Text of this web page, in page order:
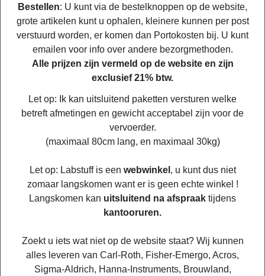
Bestellen: U kunt via de bestelknoppen op de website,
grote artikelen kunt u ophalen, kleinere kunnen per post
verstuurd worden, er komen dan Portokosten bij. U kunt
emailen voor info over andere bezorgmethoden.
Alle prijzen zijn vermeld op de website en zijn
exclusief 21% btw.
Let op: Ik kan uitsluitend paketten versturen welke
betreft afmetingen en gewicht acceptabel zijn voor de
vervoerder.
(maximaal 80cm lang, en maximaal 30kg)
Let op: Labstuff is een webwinkel , u kunt dus niet
zomaar langskomen want er is geen echte winkel !
Langskomen kan uitsluitend na afspraak tijdens
kantooruren.
Zoekt u iets wat niet op de website staat? Wij kunnen
alles leveren van Carl-Roth, Fisher-Emergo, Acros,
Sigma-Aldrich, Hanna-Instruments, Brouwland,